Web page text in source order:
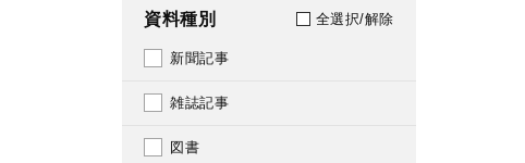
資料種別 全選択/解除
新聞記事
雑誌記事
図書